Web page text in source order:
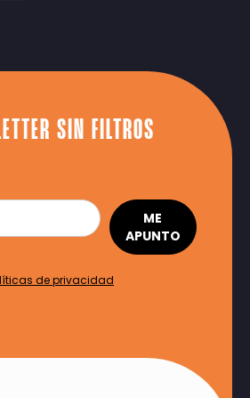
SIN FILTROS
ME
APUNTO
de privacidad